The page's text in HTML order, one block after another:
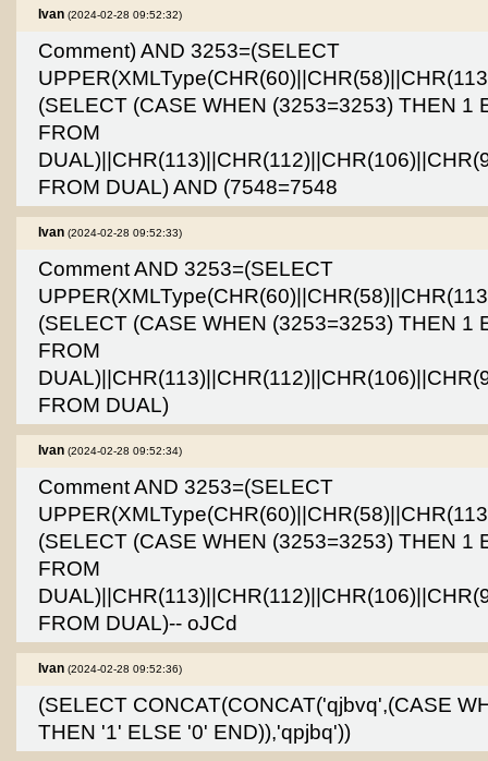
Ivan (2024-02-28 09:52:32)
Comment) AND 3253=(SELECT
(SELECT (CASE WHEN (3253=3253) THEN 1
FROM
FROM DUAL) AND (7548=7548
Ivan (2024-02-28 09:52:33)
Comment AND 3253=(SELECT
(SELECT (CASE WHEN (3253=3253) THEN 1
FROM
FROM DUAL)
Ivan (2024-02-28 09:52:34)
Comment AND 3253=(SELECT
(SELECT (CASE WHEN (3253=3253) THEN 1
FROM
FROM DUAL)-- oJCd
Ivan (2024-02-28 09:52:36)
(SELECT CONCAT(CONCAT('qjbvq',(CASE
THEN '1' ELSE '0' END)),'qpjbq'))